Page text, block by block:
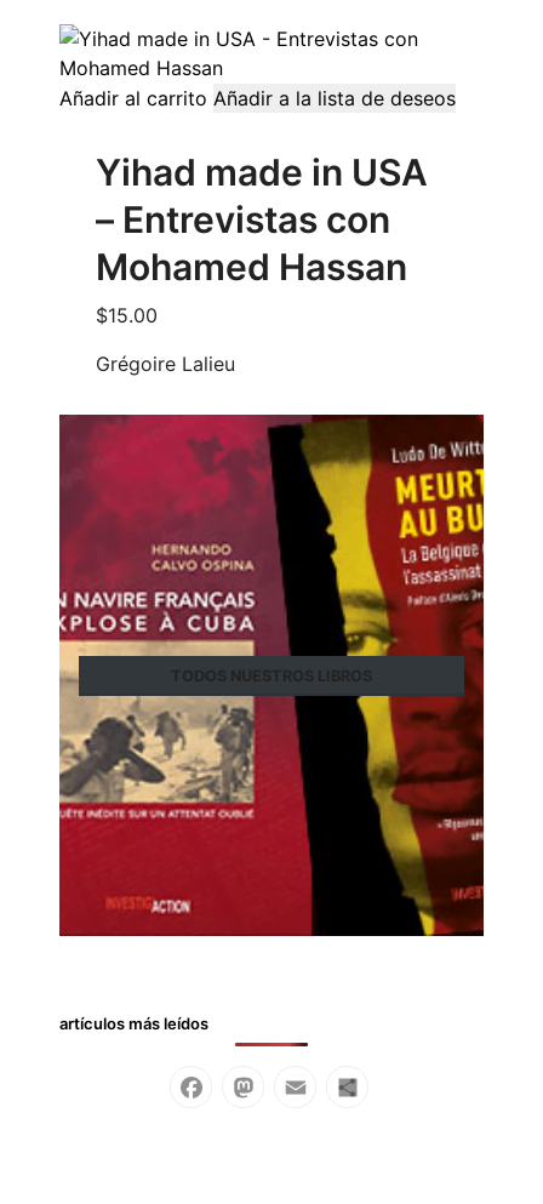
Añadir al carrito Añadir a la lista de deseos
Yihad made in USA
– Entrevistas con
Mohamed Hassan
$15.00
Grégoire Lalieu
TODOS NUESTROS LIBROS
artículos más leídos